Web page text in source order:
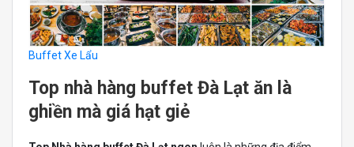
Buffet Xe Lẩu
Top nhà hàng buffet Đà Lạt ăn là
ghiền mà giá hạt giẻ